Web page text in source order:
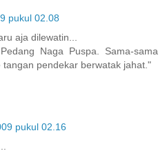
pukul 02.08
aja dilewatin...
Naga Puspa. Sama-sama
pendekar berwatak jahat."
pukul 02.16